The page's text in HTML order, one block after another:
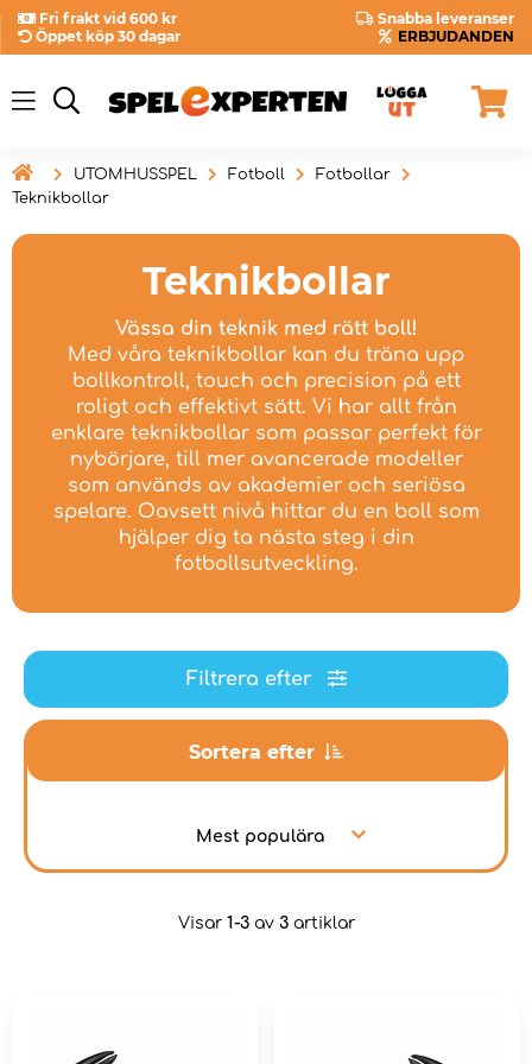
Fri frakt vid 600 kr
Snabba leveranser
Öppet köp 30 dagar
ERBJUDANDEN
 UTOMHUSSPEL Fotboll
Fotbollar
Teknikbollar
Teknikbollar
Vässa din teknik med rätt boll!
Med våra teknikbollar kan du träna upp
bollkontroll, touch och precision på ett
roligt och effektivt sätt. Vi har allt från
enklare teknikbollar som passar perfekt för
nybörjare, till mer avancerade modeller
som används av akademier och seriösa
spelare. Oavsett nivå hittar du en boll som
hjälper dig ta nästa steg i din
fotbollsutveckling.
Filtrera efter
Sortera efter
Mest populära
Visar 1-3av 3artiklar